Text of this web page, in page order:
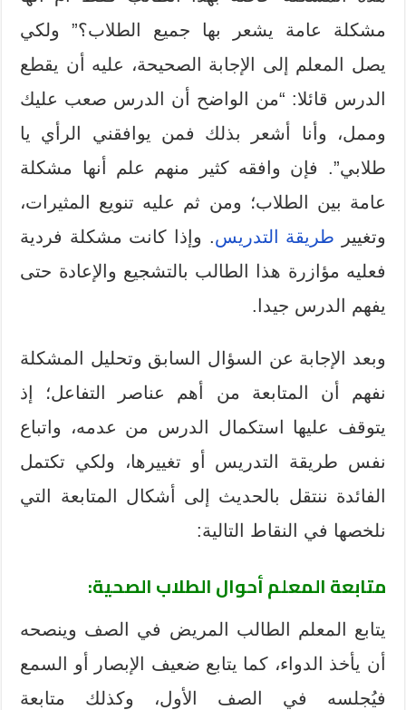
مشكلة عامة يشعر بها جميع الطلاب؟” ولكي
يصل المعلم إلى الإجابة الصحيحة، عليه أن يقطع
الدرس قائلا: “من الواضح أن الدرس صعب عليك
وممل، وأنا أشعر بذلك فمن يوافقني الرأي يا
طلابي”. فإن وافقه كثير منهم علم أنها مشكلة
عامة بين الطلاب؛ ومن ثم عليه تنويع المثيرات،
وتغيير طريقة التدريس. وإذا كانت مشكلة فردية
فعليه مؤازرة هذا الطالب بالتشجيع والإعادة حتى
يفهم الدرس جيدا.
وبعد الإجابة عن السؤال السابق وتحليل المشكلة
نفهم أن المتابعة من أهم عناصر التفاعل؛ إذ
يتوقف عليها استكمال الدرس من عدمه، واتباع
نفس طريقة التدريس أو تغييرها، ولكي تكتمل
الفائدة ننتقل بالحديث إلى أشكال المتابعة التي
نلخصها في النقاط التالية:
متابعة المعلم أحوال الطلاب الصحية:
يتابع المعلم الطالب المريض في الصف وينصحه
أن يأخذ الدواء، كما يتابع ضعيف الإبصار أو السمع
فيُجلسه في الصف الأول، وكذلك متابعة